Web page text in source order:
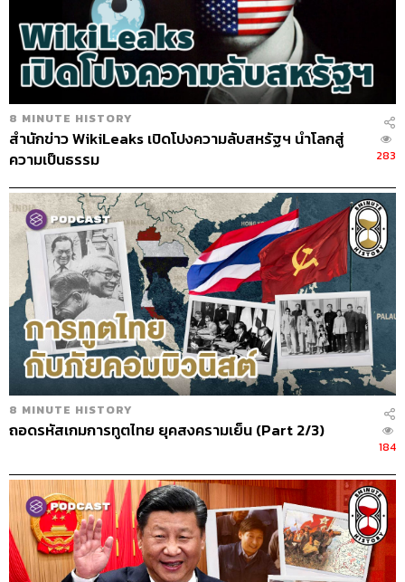
8 MINUTE HISTORY
สำนักข่าว WikiLeaks เปิดโปงความลับสหรัฐฯ นำโลกสู่
ความเป็นธรรม
283
8 MINUTE HISTORY
ถอดรหัสเกมการทูตไทย ยุคสงครามเย็น (Part 2/3)
184